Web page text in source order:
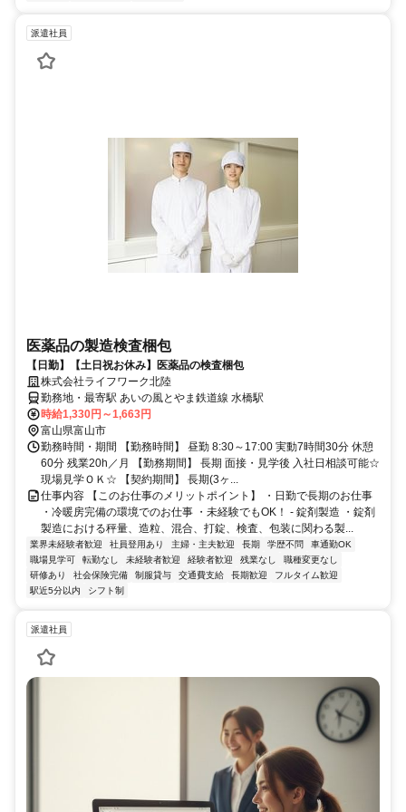
派遣社員
医薬品の製造検査梱包
【日勤】【土日祝お休み】医薬品の検査梱包
株式会社ライフワーク北陸
勤務地・最寄駅 あいの風とやま鉄道線 水橋駅
時給1,330円～1,663円
富山県富山市
勤務時間・期間 【勤務時間】 昼勤 8:30～17:00 実動7時間30分 休憩
60分 残業20h／月 【勤務期間】 長期 面接・見学後 入社日相談可能☆
現場見学ＯＫ☆ 【契約期間】 長期(3ヶ...
仕事内容 【このお仕事のメリットポイント】 ・日勤で長期のお仕事
・冷暖房完備の環境でのお仕事 ・未経験でもOK！ - 錠剤製造 ・錠剤
製造における秤量、造粒、混合、打錠、検査、包装に関わる製...
業界未経験者歓迎 社員登用あり 主婦・主夫歓迎 長期 学歴不問
車通勤OK
職場見学可
転勤なし 未経験者歓迎 経験者歓迎 残業なし
職種変更なし
研修あり
社会保険完備 制服貸与 交通費支給 長期歓迎
フルタイム歓迎
駅近5分以内
シフト制
派遣社員